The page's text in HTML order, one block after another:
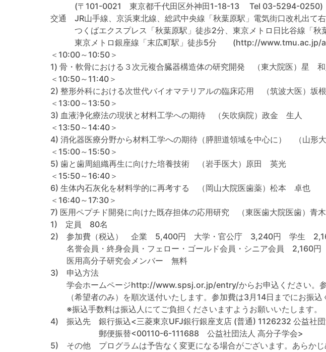
(〒101-0021 東京都千代田区外神田1-18-13 Tel 03-5294-0250)
交通 JR山手線、京浜東北線、総武中央線「秋葉原駅」電気街口改札出て
つくばエクスプレス「秋葉原駅」徒歩2分、東京メトロ日比谷線「秋
東京メトロ銀座線「末広町駅」徒歩5分 (http://www.tmu.ac.jp/
＜10:00～10:50＞
1) 骨・軟骨における３次元複合臓器構造体の研究開発 （東大院医）星 和
＜10:50～11:40＞
2) 整形外科における次世代バイオマテリアルの臨床応用 （筑波大医）坂
＜13:00～13:50＞
3) 血液浄化療法の現状と材料工学への期待 （矢吹病院）政金 生人
＜13:50～14:40＞
4) 消化器医療分野から材料工学への期待（膵胆道領域を中心に） （山形
＜15:00～15:50＞
5) 歯と歯周組織再生に向けた培養技術 （岩手医大）原田 英光
＜15:50～16:40＞
6) 生体内石灰化を材料学的に再考する （岡山大院医歯薬）松本 卓也
＜16:40～17:30＞
7) 医用ペプチド開発に向けた既存担体の応用研究 （東医歯大院医歯）
1) 定員 80名
2) 参加費（税込） 企業 5,400円 大学・官公庁 3,240円 学生
名誉会員・終身会員・フェロー・ゴールド会員・シニア会員 2,160円
医用高分子研究会メンバー 無料
3) 申込方法
学会ホームページhttp://www.spsj.or.jp/entry/からお申込ください。
（希望者のみ）を順次送付いたします。参加費は3月14日までにお振込
※振込手数料は振込人にてご負担くださいますようお願いいたします。
4) 振込先 銀行振込<三菱東京UFJ銀行銀座支店 (普通) 1126232 公益社団
郵便振替<00110-6-111688 公益社団法人 高分子学会>
5) その他 プログラムは予告なく変更になる場合がございます。あらか